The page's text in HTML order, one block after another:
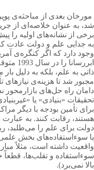
مورخان بعدی از مباحثه‌ی
شد، به عنوان خلاصه‌ای از
برخی از نشانه‌های اولیه را
به جدایی علم و دولت عادت
وجود دارد كه اگر کنگره‌ی
ذاتی به علم، بلكه به دلیل
مجبور شد تا هزینه‌ی نیازهای
دامان راه حل‌های
تحقیقات «بنیادی» یا
برای تأمین بودجه با دیگر
هستند، رقابت كنند. به
دولت برای علم را می‌طلبد،
یا سوءاستفاده‌های بخش
واقعیت داشته است، مثلاً
سوءاستفاده و تقلب‌ها،
بالا نمی‌برد).